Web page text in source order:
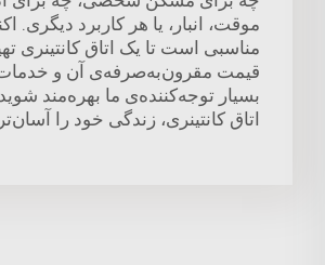
موقت، انبار، یا هر کاربرد دیگری.
مناسبی است تا یک اتاق کانتینری
قیمت مقرون‌به‌صرفه‌ی آن و
بسیار توجه‌کننده‌ی ما بهره‌مند
اتاق کانتینری، زندگی خود را